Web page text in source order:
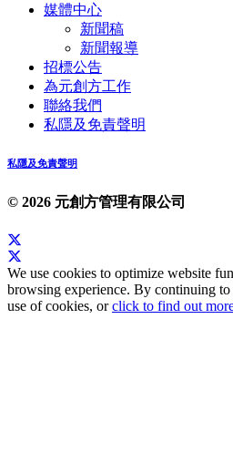
媒體中心
新聞稿
新聞報導
招標公告
為元創方工作
聯絡我們
私隱及免責聲明
私隱及免責聲明
© 2026 元創方管理有限公司
We use cookies to optimize website
browsing experience. By continuing to
use of cookies, orclick to find out